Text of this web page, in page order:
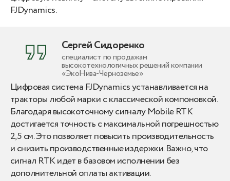
FJDynamics.
Цифровая система FJDynamics устанавливается на
тракторы любой марки с классической компоновкой.
Благодаря высокоточному сигналу Mobile RTK
достигается точность с максимальной погрешностью
2,5 см. Это позволяет повысить производительность
и снизить производственные издержки. Важно, что
сигнал RTK идет в базовом исполнении без
дополнительной оплаты активации.
Сергей Сидоренко
специалист по продажам
высокотехнологичных решений компании
«ЭкоНива-Черноземье»